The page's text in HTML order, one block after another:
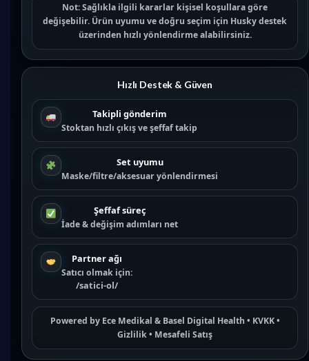
Not:Sağlıkla ilgili kararlar kişisel koşullara göre
değişebilir. Ürün uyumu ve doğru seçim için Husky destek
üzerinden hızlı yönlendirme alabilirsiniz.
Hızlı Destek & Güven
Takipli gönderim
Stoktan hızlı çıkış ve şeffaf takip
Set uyumu
Maske/filtre/aksesuar yönlendirmesi
Şeffaf süreç
İade & değişim adımları net
Partner ağı
Satıcı olmak için:
/satici-ol/
Powered by Ece Medikal & Basel Digital Health • KVKK•
Gizlilik• Mesafeli Satış